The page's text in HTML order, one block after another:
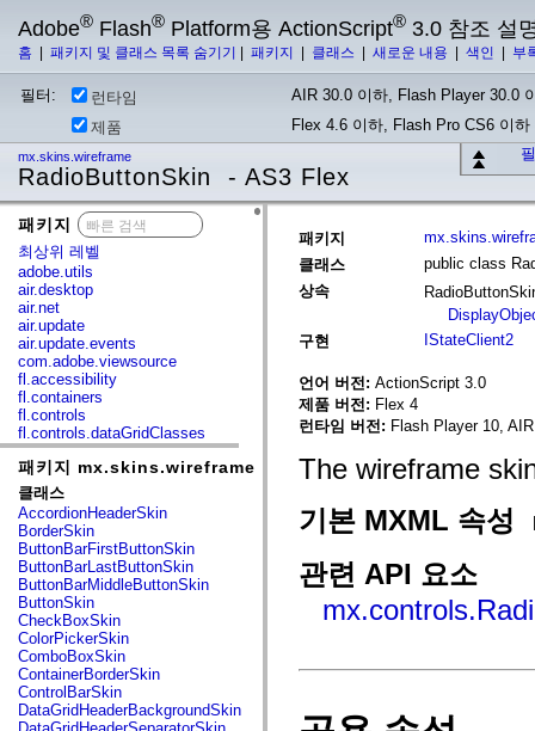
Adobe® Flash® Platform용 ActionScript® 3.0 참조 설
홈 패키지 및 클래스 목록 숨기기 패키지 클래스 새로운 내용 색인 부
필터: 런타임
AIR 30.0 이하, Flash Player 30.0
제품
Flex 4.6 이하, Flash Pro CS6 이하
mx.skins.wireframe
RadioButtonSkin - AS3 Flex
패키지
최상위 레벨
adobe.utils
air.desktop
air.net
air.update
air.update.events
com.adobe.viewsource
fl.accessibility
fl.containers
fl.controls
fl.controls.dataGridClasses
fl.controls.listClasses
fl.controls.progressBarClasses
fl.core
fl.data
fl.display
fl.events
fl.ik
fl.lang
fl.livepreview
fl.managers
fl.motion
fl.motion.easing
fl.rsl
fl.text
fl.transitions
fl.transitions.easing
패키지 mx.skins.wireframe
클래스
AccordionHeaderSkin
BorderSkin
ButtonBarFirstButtonSkin
ButtonBarLastButtonSkin
ButtonBarMiddleButtonSkin
ButtonSkin
CheckBoxSkin
ColorPickerSkin
ComboBoxSkin
ContainerBorderSkin
ControlBarSkin
DataGridHeaderBackgroundSkin
패키지
클래스
public class
상속
구현
IStateClient2
언어 버전: ActionScript 3.0
제품 버전: Flex 4
런타임 버전: Flash Player 10,
The wireframe
기본 MXML 속성
관련 API 요소